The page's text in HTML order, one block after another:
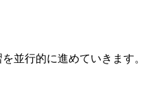
並行的に進めていきます。